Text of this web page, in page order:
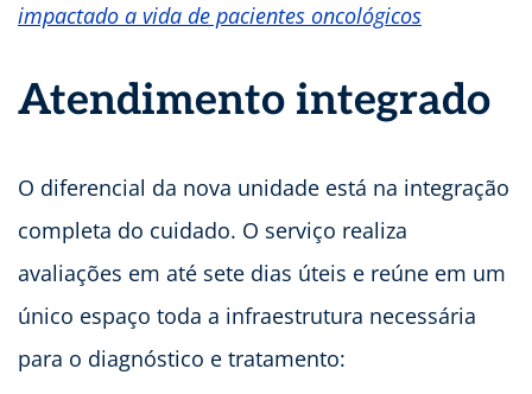
impactado a vida de pacientes oncológicos
Atendimento integrado
O diferencial da nova unidade está na integração
completa do cuidado. O serviço realiza
avaliações em até sete dias úteis e reúne em um
único espaço toda a infraestrutura necessária
para o diagnóstico e tratamento: